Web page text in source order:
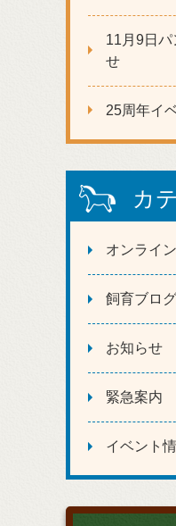
11月9日
せ
25周年イ
カ
オンライ
飼育ブログ
お知らせ
緊急案内
イベント